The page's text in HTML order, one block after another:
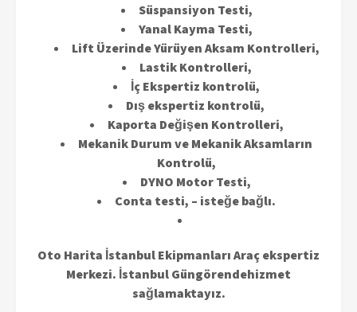
Süspansiyon Testi,
Yanal Kayma Testi,
Lift Üzerinde Yürüyen Aksam Kontrolleri,
Lastik Kontrolleri,
İç Ekspertiz kontrolü,
Dış ekspertiz kontrolü,
Kaporta Değişen Kontrolleri,
Mekanik Durum ve Mekanik Aksamların
Kontrolü,
DYNO Motor Testi,
Conta testi, – isteğe bağlı.
Oto Harita İstanbul Ekipmanları Araç ekspertiz
Merkezi. İstanbul Güngörendehizmet
sağlamaktayız.